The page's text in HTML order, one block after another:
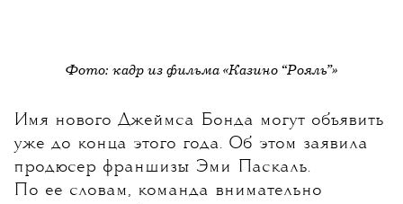
Фото: кадр из фильма «Казино “Рояль”»
Имя нового Джеймса Бонда могут объявить
уже до конца этого года. Об этом заявила
продюсер франшизы Эми Паскаль.
По ее словам, команда внимательно